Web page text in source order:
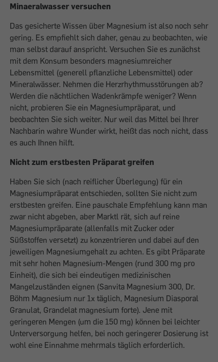
Minaeralwasser versuchen
Das gesicherte Wissen über Magnesium ist also noch sehr
gering. Es empfiehlt sich daher, genau zu beobachten, wie
man selbst darauf anspricht. Versuchen Sie es zunächst
mit dem Konsum besonders magnesiumreicher
Lebensmittel (generell pflanzliche Lebensmittel) oder
Mineralwässer. Nehmen die Herzrhythmusstörungen ab?
Werden die nächtlichen Wadenkrämpfe weniger? Wenn
nicht, probieren Sie ein Magnesiumpräparat, und
beobachten Sie sich weiter. Nur weil das Mittel bei Ihrer
Nachbarin wahre Wunder wirkt, heißt das noch nicht, dass
es auch Ihnen hilft.
Nicht zum erstbesten Präparat greifen
Haben Sie sich (nach reiflicher Überlegung) für ein
Magnesiumpräparat entschieden, sollten Sie nicht zum
erstbesten greifen. Eine pauschale Empfehlung kann man
zwar nicht abgeben, aber Marktl rät, sich auf reine
Magnesiumpräparate (allenfalls mit Zucker oder
Süßstoffen versetzt) zu konzentrieren und dabei auf den
jeweiligen Magnesiumgehalt zu achten. Es gibt Präparate
mit sehr hohen Magnesium-Mengen (rund 300 mg pro
Einheit), die sich bei eindeutigen medizinischen
Mangelzuständen eignen (Sanvita Magnesium 300, Dr.
Böhm Magnesium nur 1x täglich, Magnesium Diasporal
Granulat, Grandelat magnesium forte). Jene mit
geringeren Mengen (um die 150 mg) können bei leichter
Unterversorgung helfen, bei noch geringerer Dosierung ist
wohl eine Einnahme mehrmals täglich erforderlich.